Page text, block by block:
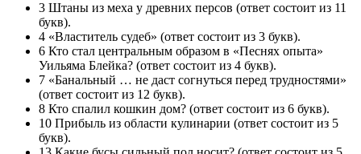
3 Штаны из меха у древних персов (ответ состоит из 11
букв).
4 «Властитель судеб» (ответ состоит из 3 букв).
6 Кто стал центральным образом в «Песнях опыта»
Уильяма Блейка? (ответ состоит из 4 букв).
7 «Банальный … не даст согнуться перед трудностями»
(ответ состоит из 12 букв).
8 Кто спалил кошкин дом? (ответ состоит из 6 букв).
10 Прибыль из области кулинарии (ответ состоит из 5
букв).